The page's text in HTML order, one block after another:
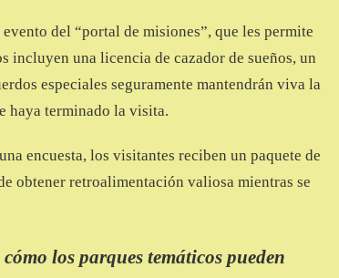
del “portal de misiones”, que les permite
incluyen una licencia de cazador de sueños, un
especiales seguramente mantendrán viva la
haya terminado la visita.
encuesta, los visitantes reciben un paquete de
obtener retroalimentación valiosa mientras se
los parques temáticos pueden